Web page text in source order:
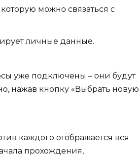
можно связаться с
личные данные.
уже подключены – они будут
нажав кнопку «Выбрать новую
каждого отображается вся
прохождения,